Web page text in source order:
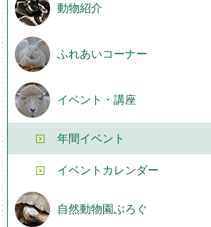
動物紹介
ふれあいコーナー
イベント・講座
年間イベント
イベントカレンダー
自然動物園ぶろぐ